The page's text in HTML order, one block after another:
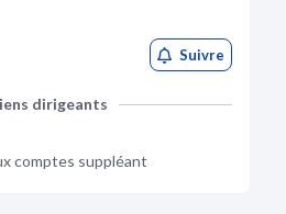
155 Suivre
dirigeants
comptes suppléant